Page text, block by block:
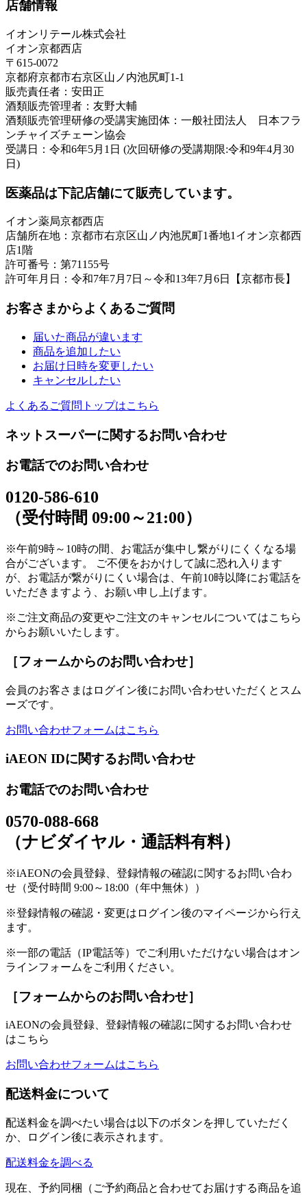
店舗情報
イオンリテール株式会社
イオン京都西店
〒615-0072
京都府京都市右京区山ノ内池尻町1-1
販売責任者：安田正
酒類販売管理者：友野大輔
酒類販売管理研修の受講実施団体：一般社団法人 日本フラ
ンチャイズチェーン協会
受講日：令和6年5月1日 (次回研修の受講期限:令和9年4月30
日)
医薬品は下記店舗にて販売しています。
イオン薬局京都西店
店舗所在地：京都市右京区山ノ内池尻町1番地1イオン京都西
店1階
許可番号：第71155号
許可年月日：令和7年7月7日～令和13年7月6日【京都市長】
お客さまからよくあるご質問
届いた商品が違います
商品を追加したい
お届け日時を変更したい
キャンセルしたい
よくあるご質問トップはこちら
ネットスーパーに関するお問い合わせ
お電話でのお問い合わせ
0120-586-610
（受付時間 09:00～21:00）
※午前9時～10時の間、お電話が集中し繋がりにくくなる場
合がございます。 ご不便をおかけして誠に恐れ入ります
が、お電話が繋がりにくい場合は、午前10時以降にお電話を
いただきますよう、お願い申し上げます。
※ご注文商品の変更やご注文のキャンセルについてはこちら
からお願いいたします。
［フォームからのお問い合わせ］
会員のお客さまはログイン後にお問い合わせいただくとスム
ーズです。
お問い合わせフォームはこちら
iAEON IDに関するお問い合わせ
お電話でのお問い合わせ
0570-088-668
（ナビダイヤル・通話料有料）
※iAEONの会員登録、登録情報の確認に関するお問い合わ
せ（受付時間 9:00～18:00（年中無休））
※登録情報の確認・変更はログイン後のマイページから行え
ます。
※一部の電話（IP電話等）でご利用いただけない場合はオン
ラインフォームをご利用ください。
［フォームからのお問い合わせ］
iAEONの会員登録、登録情報の確認に関するお問い合わせ
はこちら
お問い合わせフォームはこちら
配送料金について
配送料金を調べたい場合は以下のボタンを押していただく
か、ログイン後に表示されます。
配送料金を調べる
現在、予約同梱（ご予約商品と合わせてお届けする商品を追